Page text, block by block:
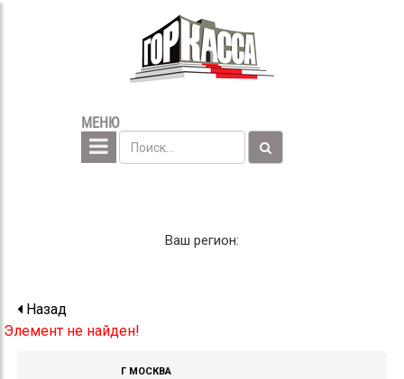
МЕНЮ
Ваш регион:
Назад
Элемент не найден!
Г МОСКВА